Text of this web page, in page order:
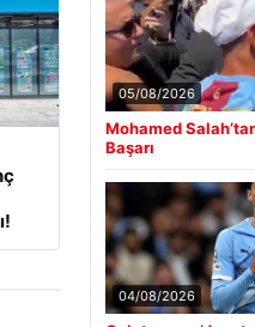
05/08/2026
Mohamed
Başarı
04/08/2026